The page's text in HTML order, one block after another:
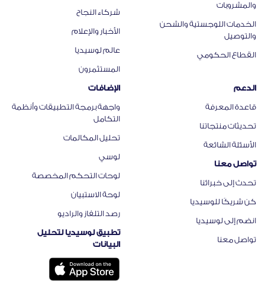
والمشروبات
الخدمات اللوجستية والشحن
والتوصيل
القطاع الحكومي
شركاء النجاح
الأخبار والإعلام
عالم لوسيديا
المستثمرون
الدعم
قاعدة المعرفة
تحديثات منتجاتنا​
الأسئلة الشائعة
تواصل معنا
تحدث إلى خبرائنا
كن شريكًا للوسيديا
انضم إلى لوسيديا
تواصل معنا
الإضافات
واجهة برمجة التطبيقات وأنظمة
التكامل​
تحليل المكالمات
لوسي
لوحات التحكم المخصصة
لوحة الاستبيان
رصد التلفاز والراديو
تطبيق لوسيديا لتحليل
البيانات